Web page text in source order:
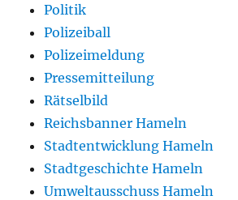
Politik
Polizeiball
Polizeimeldung
Pressemitteilung
Rätselbild
Reichsbanner Hameln
Stadtentwicklung Hameln
Stadtgeschichte Hameln
Umweltausschuss Hameln